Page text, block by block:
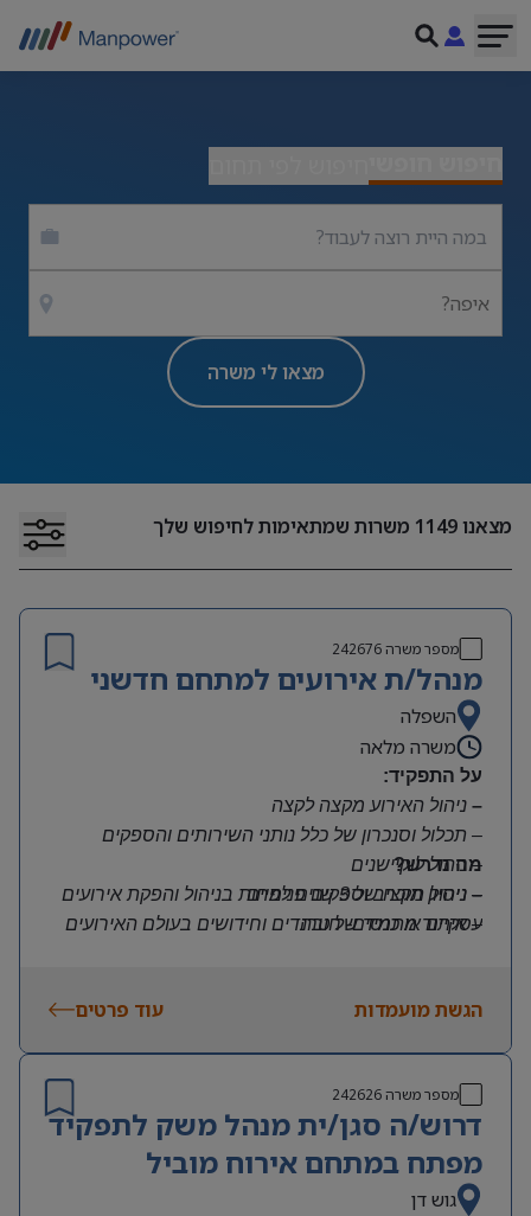
איפה?
מצאו לי משרה
מצאנו1149 משרות שמתאימות לחיפוש שלך
מספר משרה242676
מנהל/ת אירועים למתחם חדשני
השפלה
משרה מלאה
על התפקיד:
– ניהול האירוע מקצה לקצה
– תכלול וסנכרון של כלל נותני השירותים והספקים
–ניהול לוקיישנים
– ניהול תקציב וספקים פנימיים
–איתור מתמיד של טרנדים וחידושים בעולם האירועים
מה נדרש?
–
ניסיון מוכח של 3 שנים לפחות בניהול והפקת אירועים
עסקיים או כנסים- חובה
–אוריינטציה שירותית יוצאת דופן ויכולת עבודה עם ריבוי
– כישורי משא ומתן, ניהול תקציב ועבודה מול ספקים
הגשת מועמדות עוד פרטים
מספר משרה242626
דרוש/ה סגן/ית מנהל משק לתפקיד
מפתח במתחם אירוח מוביל
גוש דן